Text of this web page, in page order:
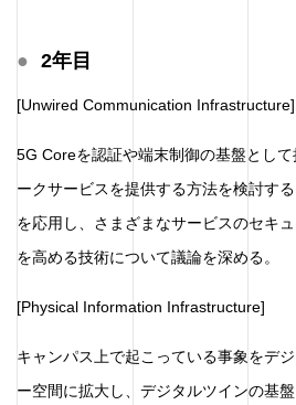
2年目
[Unwired Communication Infrastructure]
5G Coreを認証や端末制御の基盤とし
ークサービスを提供する方法を検討す
を応用し、さまざまなサービスのセキ
を高める技術について議論を深める。
[Physical Information Infrastructure]
キャンパス上で起こっている事象をデ
ー空間に拡大し、デジタルツインの基